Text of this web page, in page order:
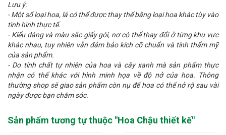
Lưu ý:
- Một số loại hoa, lá có thể được thay thế bằng loại hoa khác tùy vào
tình hình thực tế.
- Kiểu dáng và màu sắc giấy gói, nơ có thể thay đổi ở từng khu vực
khác nhau, tuy nhiên vẫn đảm bảo kích cỡ chuẩn và tính thẩm mỹ
của sản phẩm.
- Do tính chất tự nhiên của hoa và cây xanh mà sản phẩm thực
nhận có thể khác với hình minh họa về độ nở của hoa. Thông
thường shop sẽ giao sản phẩm còn nụ để hoa có thể nở rộ sau vài
ngày được bạn chăm sóc.
Sản phẩm tương tự thuộc "Hoa Chậu thiết kế"